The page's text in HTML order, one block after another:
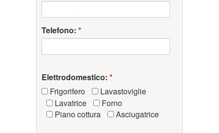
Telefono: *
Elettrodomestico: *
Frigorifero
Lavastoviglie
Lavatrice
Forno
Piano cottura
Asciugatrice